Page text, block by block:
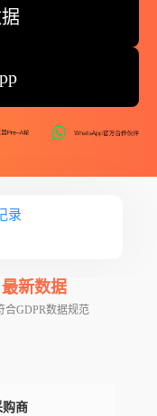
录
最新数据
合GDPR数据规范
购商